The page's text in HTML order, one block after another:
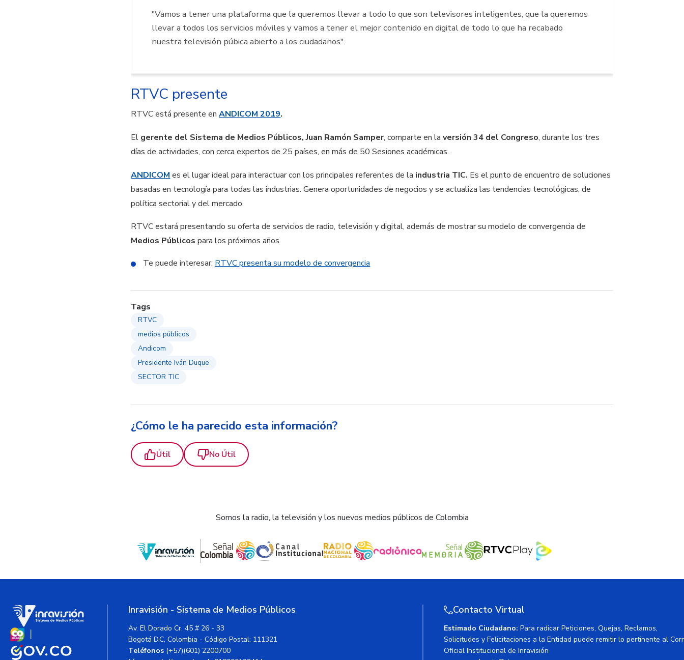
"Vamos a tener una plataforma que la queremos llevar a todo lo que son televisores inteligentes, que la queremos
llevar a todos los servicios móviles y vamos a tener el mejor contenido en digital de todo lo que ha recabado
nuestra televisión púbica abierto a los ciudadanos".
RTVC presente
RTVC está presente enANDICOM 2019.
El gerente del Sistema de Medios Públicos, Juan Ramón Samper, comparte en laversión 34 del Congreso, durante los tres
días de actividades, con cerca expertos de 25 países, en más de 50 Sesiones académicas.
ANDICOM es el lugar ideal para interactuar con los principales referentes de la industria TIC. Es el punto de encuentro de soluciones
basadas en tecnología para todas las industrias. Genera oportunidades de negocios y se actualiza las tendencias tecnológicas, de
política sectorial y del mercado.
RTVC estará presentando su oferta de servicios de radio, televisión y digital, además de mostrar su modelo de convergencia de
Medios Públicos para los próximos años.
Te puede interesar: RTVC presenta su modelo de convergencia
Tags
RTVC
medios públicos
Andicom
Presidente Iván Duque
SECTOR TIC
¿Cómo le ha parecido esta información?
Útil No Útil
Somos la radio, la televisión y los nuevos medios públicos de Colombia
Inravisión - Sistema de Medios Públicos
Av. El Dorado Cr. 45 # 26 - 33
Bogotá D.C, Colombia - Código Postal: 111321
Teléfonos (+57)(601) 2200700
Contacto Virtual
Estimado Ciudadano: Para radicar Peticiones, Quejas, Reclamos,
Solicitudes y Felicitaciones a la Entidad puede remitir lo pertinente al
Oficial Institucional de Inravisión